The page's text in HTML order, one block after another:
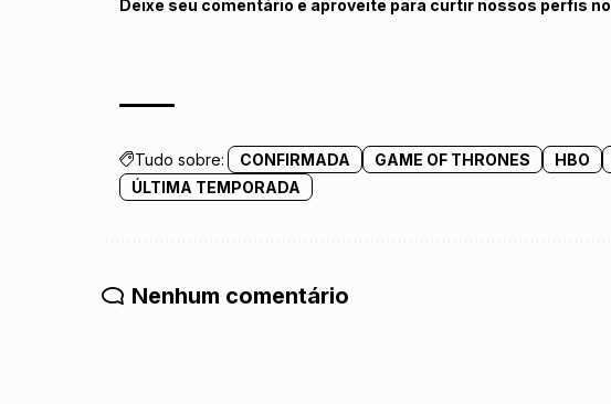
Deixe seu comentário e aproveite para curtir nossos perfis no
Tudo sobre: CONFIRMADA GAME OF THRONES HBO
ÚLTIMA TEMPORADA
Nenhum comentário